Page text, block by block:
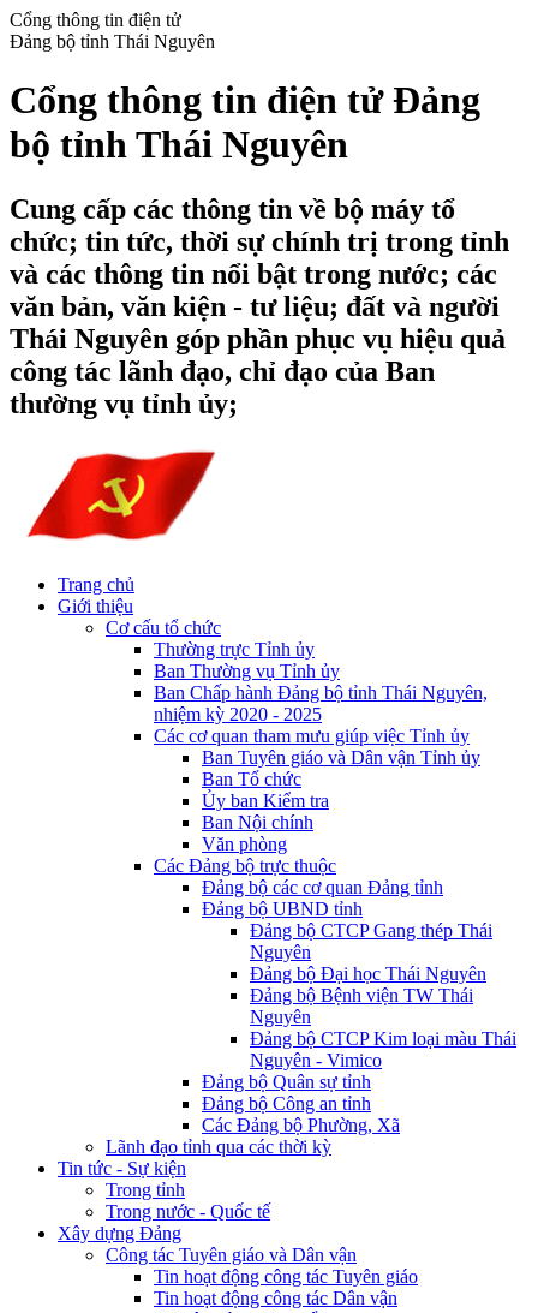
Cổng thông tin điện tử
Đảng bộ tỉnh Thái Nguyên
Cổng thông tin điện tử Đảng
bộ tỉnh Thái Nguyên
Cung cấp các thông tin về bộ máy tổ
chức; tin tức, thời sự chính trị trong tỉnh
và các thông tin nổi bật trong nước; các
văn bản, văn kiện - tư liệu; đất và người
Thái Nguyên góp phần phục vụ hiệu quả
công tác lãnh đạo, chỉ đạo của Ban
thường vụ tỉnh ủy;
Trang chủ
Giới thiệu
Cơ cấu tổ chức
Thường trực Tỉnh ủy
Ban Thường vụ Tỉnh ủy
Ban Chấp hành Đảng bộ tỉnh Thái Nguyên,
nhiệm kỳ 2020 - 2025
Các cơ quan tham mưu giúp việc Tỉnh ủy
Ban Tuyên giáo và Dân vận Tỉnh ủy
Ban Tổ chức
Ủy ban Kiểm tra
Ban Nội chính
Văn phòng
Các Đảng bộ trực thuộc
Đảng bộ các cơ quan Đảng tỉnh
Đảng bộ UBND tỉnh
Đảng bộ CTCP Gang thép Thái
Nguyên
Đảng bộ Đại học Thái Nguyên
Đảng bộ Bệnh viện TW Thái
Nguyên
Đảng bộ CTCP Kim loại màu Thái
Nguyên - Vimico
Đảng bộ Quân sự tỉnh
Đảng bộ Công an tỉnh
Các Đảng bộ Phường, Xã
Lãnh đạo tỉnh qua các thời kỳ
Tin tức - Sự kiện
Trong tỉnh
Trong nước - Quốc tế
Xây dựng Đảng
Công tác Tuyên giáo và Dân vận
Tin hoạt động công tác Tuyên giáo
Tin hoạt động công tác Dân vận